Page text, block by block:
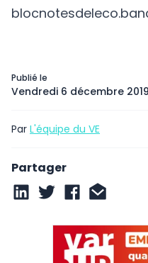
Publié le
Vendredi 6 décembre 2019
Par L'équipe du VE
Partager